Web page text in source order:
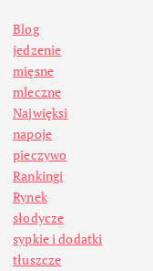
Blog
jedzenie
mięsne
mleczne
Najwięksi
napoje
pieczywo
Rankingi
Rynek
słodycze
sypkie i dodatki
tłuszcze